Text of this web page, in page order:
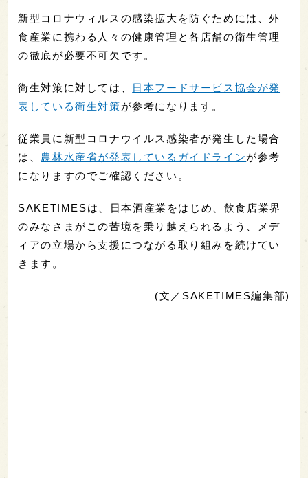
新型コロナウィルスの感染拡大を防ぐためには、外
食産業に携わる人々の健康管理と各店舗の衛生管理
の徹底が必要不可欠です。
衛生対策に対しては、
日本フードサービス協会が発
表している衛生対策が参考になります。
従業員に新型コロナウイルス感染者が発生した場合
は、 農林水産省が発表しているガイドラインが参考
になりますのでご確認ください。
SAKETIMESは、日本酒産業をはじめ、飲食店業界
のみなさまがこの苦境を乗り越えられるよう、メデ
ィアの立場から支援につながる取り組みを続けてい
きます。
(文／SAKETIMES編集部)